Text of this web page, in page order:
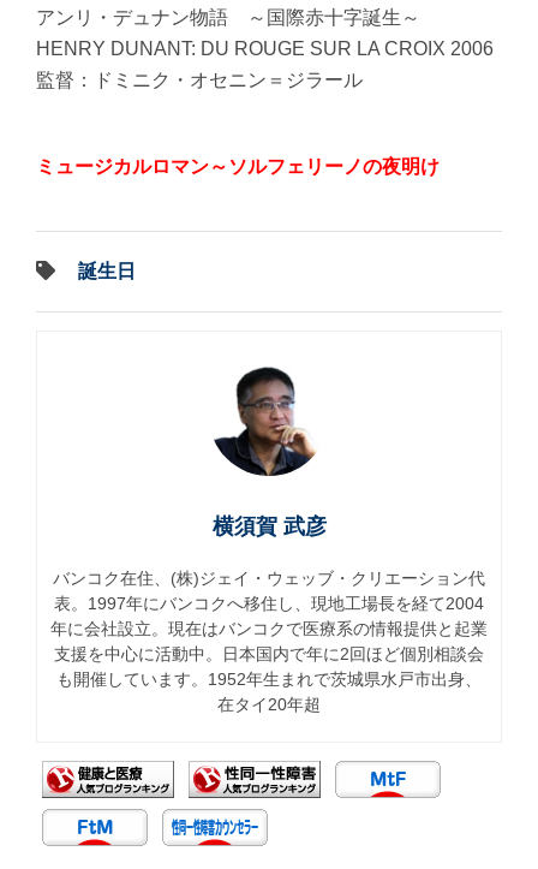
アンリ・デュナン物語 ～国際赤十字誕生～
HENRY DUNANT: DU ROUGE SUR LA CROIX 2006
監督：ドミニク・オセニン＝ジラール
ミュージカルロマン～ソルフェリーノの夜明け
誕生日
横須賀 武彦
バンコク在住、(株)ジェイ・ウェッブ・クリエーション代
表。1997年にバンコクへ移住し、現地工場長を経て2004
年に会社設立。現在はバンコクで医療系の情報提供と起業
支援を中心に活動中。日本国内で年に2回ほど個別相談会
も開催しています。1952年生まれで茨城県水戸市出身、
在タイ20年超